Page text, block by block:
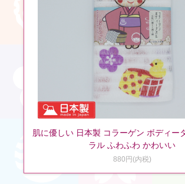
肌に優しい 日本製 コラーゲン ボディー
ラル ふわふわ かわいい
880円(内税)